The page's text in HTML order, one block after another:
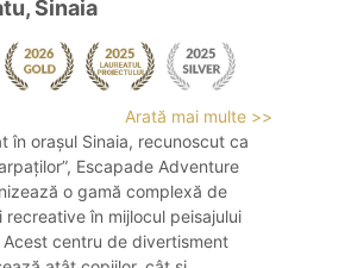
Sinaia
Arată mai multe >>
în orașul Sinaia, recunoscut ca
Escapade Adventure
o gamă complexă de
în mijlocul peisajului
Acest centru de divertisment